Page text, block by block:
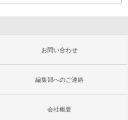
お問い合わせ
編集部へのご連絡
会社概要